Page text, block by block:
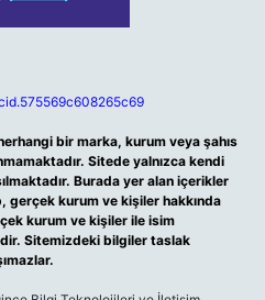
bir marka, kurum veya şahıs
Sitede yalnızca kendi
Burada yer alan içerikler
gerçek kurum ve kişiler hakkında
kurum ve kişiler ile isim
Sitemizdeki bilgiler taslak